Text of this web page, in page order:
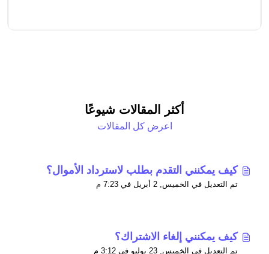
أكثر المقالات شيوعًا
اعرض كل المقالات
كيف يمكنني التقدم بطلب لاسترداد الأموال؟
تم التعديل في الخميس, 2 أبريل في 7:23 م
كيف يمكنني إلغاء الاشتراك؟
تم التعديل في الخميس, 23 يوليو في 3:12 م